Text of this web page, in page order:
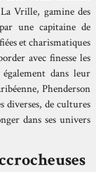
Vrille, gamine des
une capitaine de
et charismatiques
avec finesse les
dans leur
Phenderson
diverses, de cultures
dans ses univers